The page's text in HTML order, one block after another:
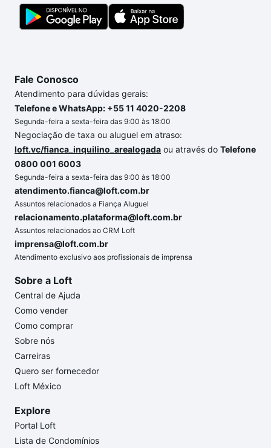
Fale Conosco
Atendimento para dúvidas gerais:
Telefone e WhatsApp: +55 11 4020-2208
Segunda-feira a sexta-feira das 9:00 às 18:00
Negociação de taxa ou aluguel em atraso:
loft.vc/fianca_inquilino_arealogada ou através do Telefone
0800 001 6003
Segunda-feira a sexta-feira das 9:00 às 18:00
atendimento.fianca@loft.com.br
Assuntos relacionados a Fiança Aluguel
relacionamento.plataforma@loft.com.br
Assuntos relacionados ao CRM Loft
imprensa@loft.com.br
Atendimento exclusivo aos profissionais de imprensa
Sobre a Loft
Central de Ajuda
Como vender
Como comprar
Sobre nós
Carreiras
Quero ser fornecedor
Loft México
Explore
Portal Loft
Lista de Condomínios